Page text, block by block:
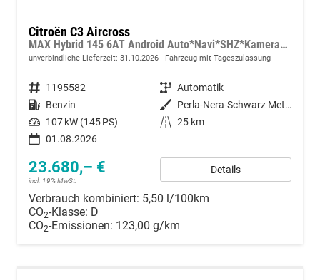
Citroën C3 Aircross
MAX Hybrid 145 6AT Android Auto*Navi*SHZ*Kamera*Totwinkel*Keyless*17"*Klimaauto
unverbindliche Lieferzeit: 31.10.2026 Fahrzeug mit Tageszulassung
Fahrzeugnummer 1195582 Getriebe Automatik
Kraftstoff Benzin Außenfarbe
Perla-Nera-Schwarz Metallic mit weißem Dach
Leistung 107 kW (145 PS) Kilometerstand 25 km
01.08.2026
23.680,– €
incl. 19% MwSt.
Details
Verbrauch kombiniert: 5,50 l/100km
CO2-Klasse: D
CO2-Emissionen: 123,00 g/km